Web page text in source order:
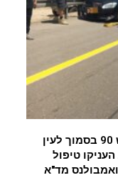
רכב שהתנגש במעקה בטיחות בכביש 90 בסמוך לעין
טיפול
מד"א